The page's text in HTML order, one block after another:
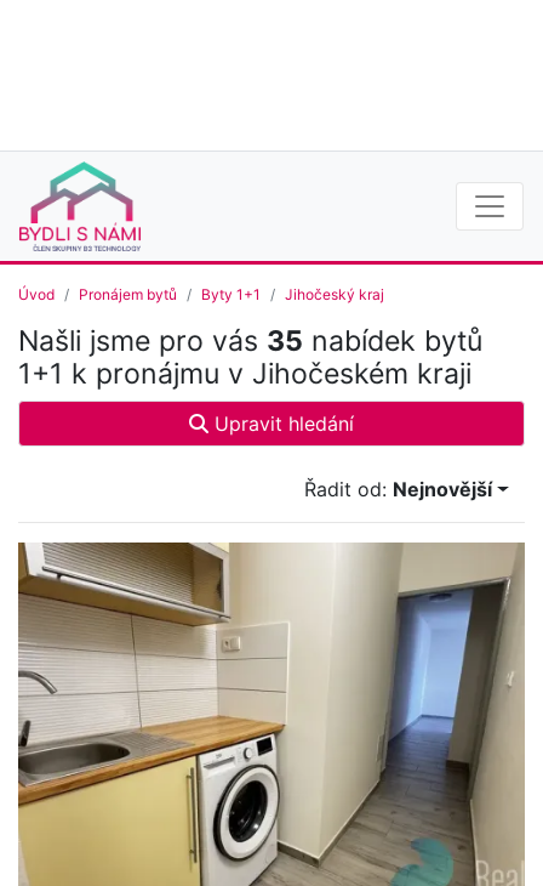
Úvod Pronájem bytů Byty 1+1 Jihočeský kraj
Našli jsme pro vás 35 nabídek bytů
1+1 k pronájmu v Jihočeském kraji
Upravit hledání
Řadit od: Nejnovější